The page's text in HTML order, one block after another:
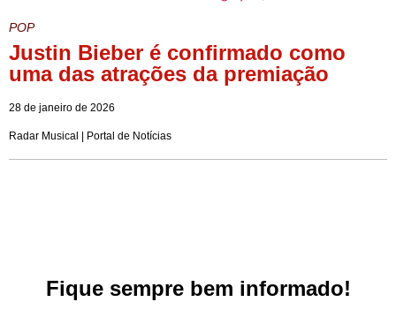
POP
Justin Bieber é confirmado como
uma das atrações da premiação
28 de janeiro de 2026
Radar Musical | Portal de Notícias
Fique sempre bem informado!